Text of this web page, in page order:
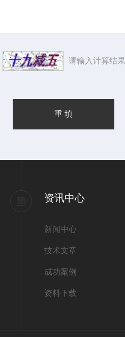
请输入计算结
资讯中心
新闻中心
技术文章
成功案例
资料下载